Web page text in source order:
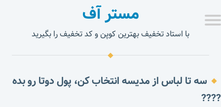
مستر آف
با استاد تخفیف بهترین کوپن و کد تخفیف را بگیرید
سه تا لباس از مدیسه انتخاب کن، پول دوتا رو بده
????